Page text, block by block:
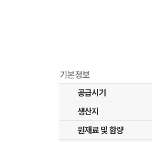
공급시기
생산지
원재료 및 함량